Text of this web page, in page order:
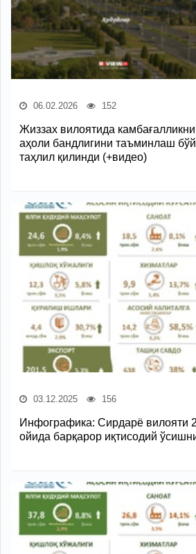
06.02.2026 152
Жиззах вилоятида
аҳоли бандлигини таъминлаш
таҳлил қилинди (+видео)
03.12.2025 156
Инфографика: Сирдарё вилояти
ойида барқарор иқтисодий